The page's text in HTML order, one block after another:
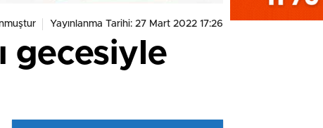
Yayınlanma Tarihi: 27 Mart 2022 17:26
gecesiyle